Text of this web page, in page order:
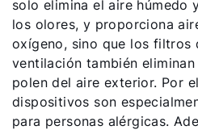
solo elimina el aire húmedo
los olores, y proporciona
oxígeno, sino que los filtros
ventilación también
polen del aire exterior. Por
dispositivos son
para personas alérgicas.